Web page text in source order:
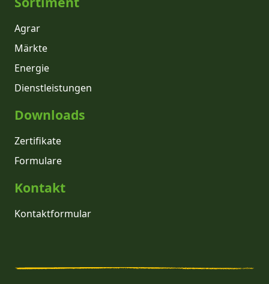
Agrar
Märkte
Energie
Dienstleistungen
Downloads
Zertifikate
Formulare
Kontakt
Kontaktformular